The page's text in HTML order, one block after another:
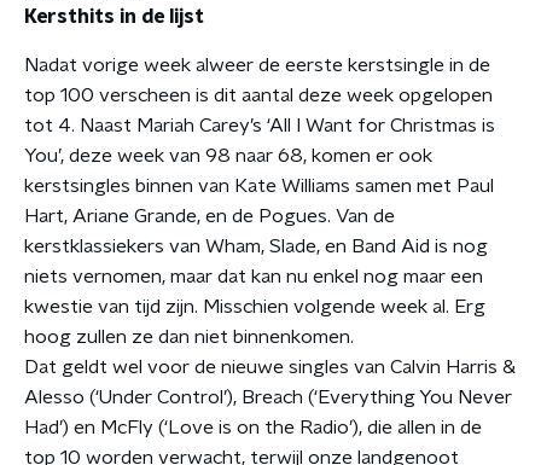
Kersthits in de lijst
Nadat vorige week alweer de eerste kerstsingle in de
top 100 verscheen is dit aantal deze week opgelopen
tot 4. Naast Mariah Carey’s ‘All I Want for Christmas is
You’, deze week van 98 naar 68, komen er ook
kerstsingles binnen van Kate Williams samen met Paul
Hart, Ariane Grande, en de Pogues. Van de
kerstklassiekers van Wham, Slade, en Band Aid is nog
niets vernomen, maar dat kan nu enkel nog maar een
kwestie van tijd zijn. Misschien volgende week al. Erg
hoog zullen ze dan niet binnenkomen.
Dat geldt wel voor de nieuwe singles van Calvin Harris &
Alesso (‘Under Control’), Breach (‘Everything You Never
Had’) en McFly (‘Love is on the Radio’), die allen in de
top 10 worden verwacht, terwijl onze landgenoot